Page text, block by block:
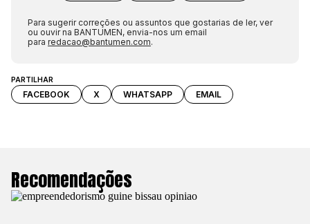
PARTILHAR
FACEBOOK X WHATSAPP EMAIL
Para sugerir correções ou assuntos que gostarias de ler, ver
ou ouvir na BANTUMEN, envia-nos um email
para redacao@bantumen.com.
Recomendações